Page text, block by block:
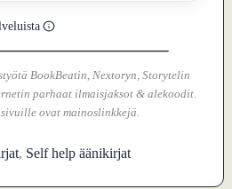
BookBeatin, Nextoryn, Storytelin
parhaat ilmaisjaksot & alekoodit.
ovat mainoslinkkejä.
, Self help äänikirjat